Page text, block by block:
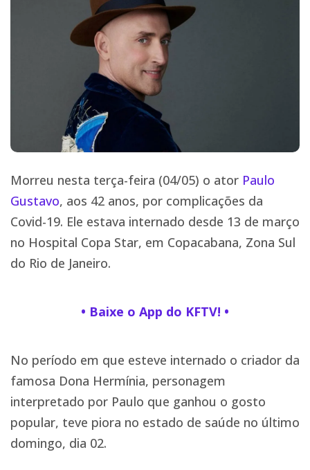
Morreu nesta terça-feira (04/05) o ator Paulo
Gustavo, aos 42 anos, por complicações da
Covid-19. Ele estava internado desde 13 de março
no Hospital Copa Star, em Copacabana, Zona Sul
do Rio de Janeiro.
• Baixe o App do KFTV! •
No período em que esteve internado o criador da
famosa Dona Hermínia, personagem
interpretado por Paulo que ganhou o gosto
popular, teve piora no estado de saúde no último
domingo, dia 02.